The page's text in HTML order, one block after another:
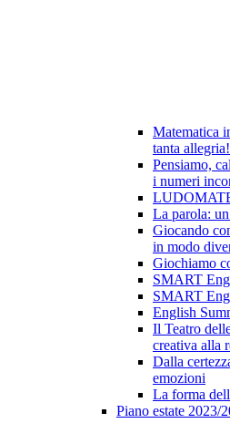
Matematica
tanta allegria!
Pensiamo,
i numeri
La parola:
Giocando
in modo
Giochiamo
SMART
SMART
English
Il Teatro
creativa alla
Dalla
emozioni
La forma
Piano estate 2023/